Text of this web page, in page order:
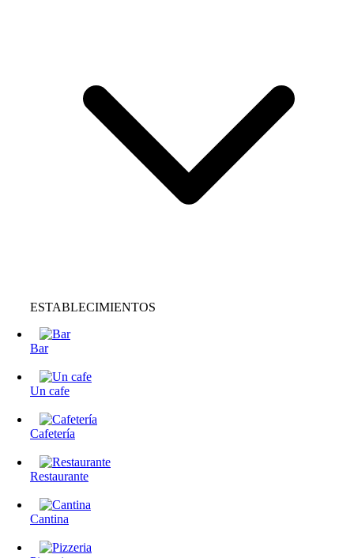
ESTABLECIMIENTOS
Bar
Un cafe
Cafetería
Restaurante
Cantina